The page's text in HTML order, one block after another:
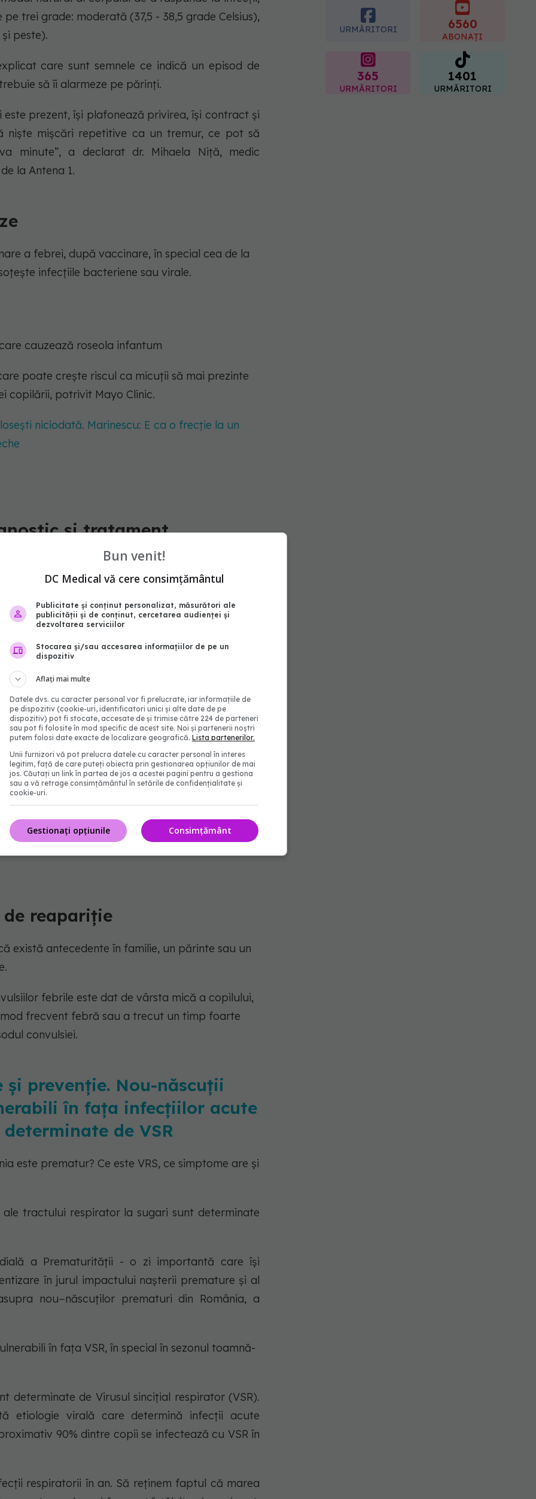
trei grade: moderată (37,5 - 38,5 grade Celsius),
peste).
care sunt semnele ce indică un episod de
să îi alarmeze pe părinți.
prezent, își plafonează privirea, își contract și
niște mișcări repetitive ca un tremur, ce pot să
minute”, a declarat dr. Mihaela Niță, medic
la Antena 1.
a febrei, după vaccinare, în special cea de la
infecțiile bacteriene sau virale.
cauzează roseola infantum
poate crește riscul ca micuții să mai prezinte
copilării, potrivit Mayo Clinic.
niciodată. Marinescu: E ca o frecție la un
și tratament
prezintă semne de convulsie febrilă, primul pas
de a încerca să îi scadă temperatura, cât
la Camera de Gardă, unde va fi consultat în
medic este importantă și pentru a se exclude
cum ar fi manifestările epileptice în
stabili diagnosticul de convulsie febrilă. Pentru
le va avea, tratamentul va fi mult mai rapid
nu mai aibă creșteri foarte bruște.
de convulsii febrile impune și
de medicul specialist, un tratament
părintele să îl aibă în trusa de medicamente a
în care i-au fost explicate”, a mai spus medicul,
de convulsii febrile, ”coeficientul de
sunt absolut normale. Boala nu influențează
reapariție
există antecedente în familie, un părinte sau un
febrile este dat de vârsta mică a copilului,
frecvent febră sau a trecut un timp foarte
convulsiei.
și prevenție. Nou-născuții
în fața infecțiilor acute
de VSR
este prematur? Ce este VRS, ce simptome are și
tractului respirator la sugari sunt determinate
a Prematurității - o zi importantă care îşi
în jurul impactului naşterii premature şi al
nou−născuţilor prematuri din România, a
în fața VSR, în special în sezonul toamnă-
determinate de Virusul sinciţial respirator (VSR).
etiologie virală care determină infecţii acute
90% dintre copii se infectează cu VSR în
respiratorii în an. Să reținem faptul că marea
cancerul ginecologic. Dr.
Sorin Bogdan (SANADOR)
explică diferența și cum
acționează tratamentul
URMĂRITORI 6560
ABONAȚI
365
URMĂRITORI
1401
URMĂRITORI
Bun venit!
DC Medical vă cere consimțământul
Publicitate și conținut personalizat, măsurători ale
publicității și de conținut, cercetarea audienței și
dezvoltarea serviciilor
Stocarea și/sau accesarea informațiilor de pe un
dispozitiv
Aflați mai multe
Datele dvs. cu caracter personal vor fi prelucrate, iar informațiile de
pe dispozitiv (cookie-uri, identificatori unici și alte date de pe
dispozitiv) pot fi stocate, accesate de și trimise către 224 de parteneri
sau pot fi folosite în mod specific de acest site. Noi și partenerii noștri
putem folosi date exacte de localizare geografică. Lista partenerilor.
Unii furnizori vă pot prelucra datele cu caracter personal în interes
legitim, față de care puteți obiecta prin gestionarea opțiunilor de mai
jos. Căutați un link în partea de jos a acestei pagini pentru a gestiona
sau a vă retrage consimțământul în setările de confidențialitate și
cookie-uri.
Consimțământ
Gestionați opțiunile